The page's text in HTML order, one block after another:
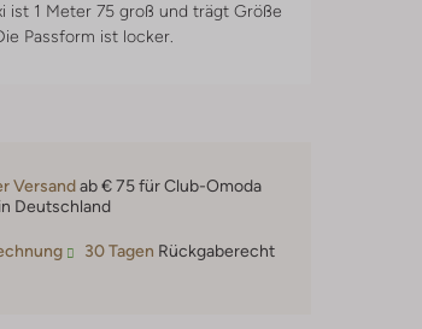
ist 1 Meter 75 groß und trägt Größe
Passform ist locker
Versandab € 75 für Club-Omoda
Deutschland
30 Tagen Rückgaberecht